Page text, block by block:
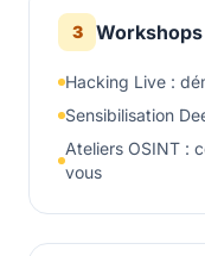
3
Hacking Live :
Sensibilisation
Ateliers OSINT :
vous